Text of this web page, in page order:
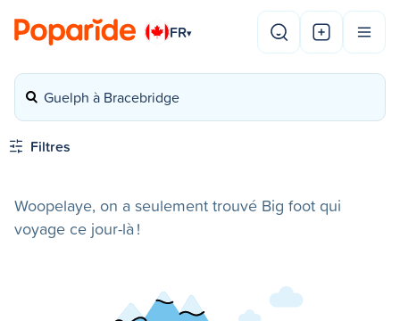
FR▾
Guelph à Bracebridge
Filtres
Woopelaye, on a seulement trouvé Big foot qui
voyage ce jour-là !